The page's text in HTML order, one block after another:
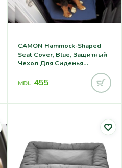
CAMON Hammock-Shaped
Seat Cover, Blue, Защитный
Чехол Для Сиденья
MDL 455